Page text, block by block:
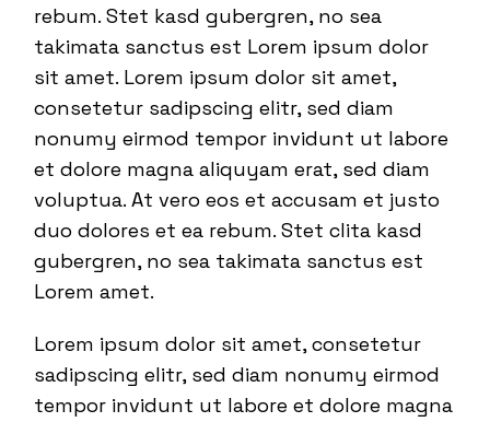
rebum. Stet kasd gubergren, no sea
takimata sanctus est Lorem ipsum dolor
sit amet. Lorem ipsum dolor sit amet,
consetetur sadipscing elitr, sed diam
nonumy eirmod tempor invidunt ut labore
et dolore magna aliquyam erat, sed diam
voluptua. At vero eos et accusam et justo
duo dolores et ea rebum. Stet clita kasd
gubergren, no sea takimata sanctus est
Lorem amet.
Lorem ipsum dolor sit amet, consetetur
sadipscing elitr, sed diam nonumy eirmod
tempor invidunt ut labore et dolore magna